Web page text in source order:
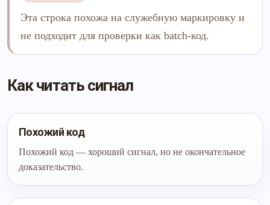
Эта строка похожа на служебную маркировку и
не подходит для проверки как batch-код.
Как читать сигнал
Похожий код
Похожий код — хороший сигнал, но не окончательное
доказательство.